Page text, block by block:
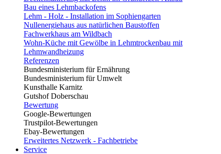
Bau eines Lehmbackofens
Lehm - Holz - Installation im Sophiengarten
Nullenergiehaus aus natürlichen Baustoffen
Fachwerkhaus am Wildbach
Wohn-Küche mit Gewölbe in Lehmtrockenbau mit
Lehmwandheizung
Referenzen
Bundesministerium für Ernährung
Bundesministerium für Umwelt
Kunsthalle Karnitz
Gutshof Doberschau
Bewertung
Google-Bewertungen
Trustpilot-Bewertungen
Ebay-Bewertungen
Erweitertes Netzwerk - Fachbetriebe
Service